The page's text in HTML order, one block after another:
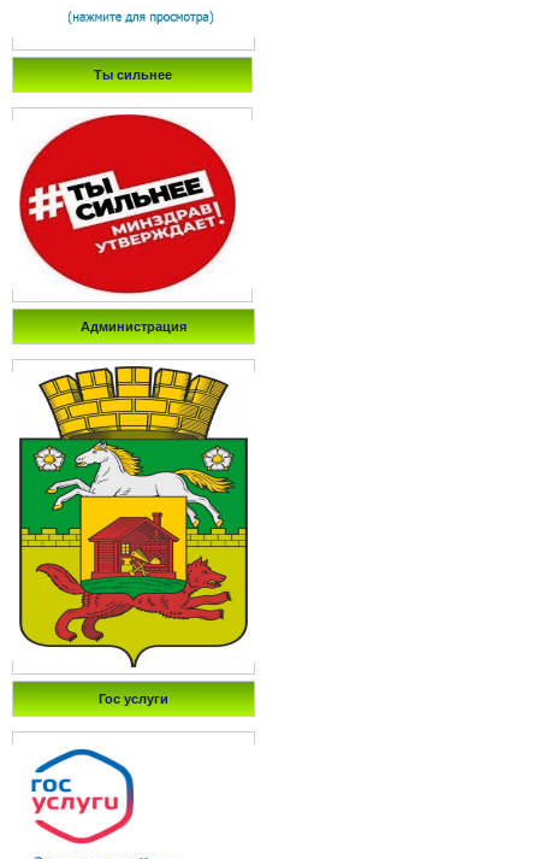
Ты сильнее
Администрация
Гос услуги